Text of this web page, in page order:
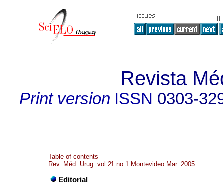
Revista
Print version ISSN 0303-
Table of contents
Rev. Méd. Urug. vol.21 no.1 Montevideo Mar. 2005
Editorial